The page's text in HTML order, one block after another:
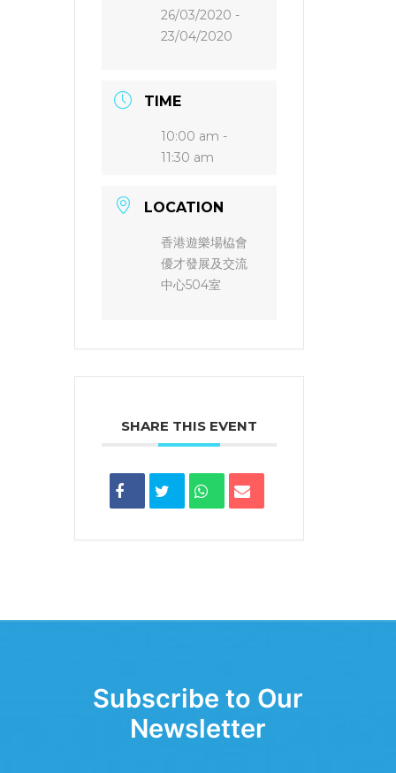
26/03/2020 -
23/04/2020
TIME
10:00 am -
11:30 am
LOCATION
香港遊樂場栛會
優才發展及交流
中心504室
SHARE THIS EVENT
Subscribe to Our
Newsletter